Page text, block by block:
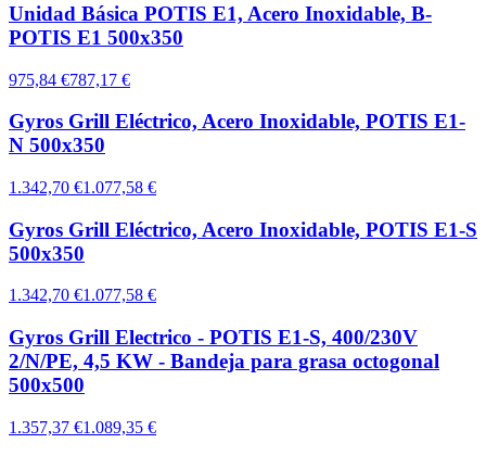
Unidad Básica POTIS E1, Acero Inoxidable, B-
POTIS E1 500x350
975,84 €787,17 €
Gyros Grill Eléctrico, Acero Inoxidable, POTIS E1-
N 500x350
1.342,70 €1.077,58 €
Gyros Grill Eléctrico, Acero Inoxidable, POTIS E1-S
500x350
1.342,70 €1.077,58 €
Gyros Grill Electrico - POTIS E1-S, 400/230V
2/N/PE, 4,5 KW - Bandeja para grasa octogonal
500x500
1.357,37 €1.089,35 €